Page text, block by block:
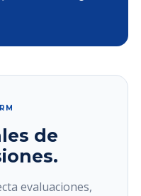
de
evaluaciones,